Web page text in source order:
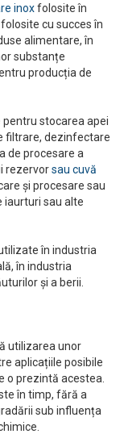
inoxfolosite în
cu succes în
alimentare, în
substanțe
producția de
stocarea apei
filtrare, dezinfectare
de procesare a
rezervorsau cuvă
și procesare sau
iaurturi sau alte
în industria
în industria
și a berii.
utilizarea unor
aplicațiile posibile
o prezintă acestea.
în timp, fără a
sub influența